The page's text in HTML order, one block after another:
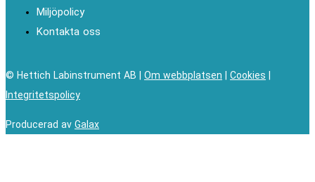
Miljöpolicy
Kontakta oss
© Hettich Labinstrument AB | Om webbplatsen Cookies
Integritetspolicy
Producerad av Galax